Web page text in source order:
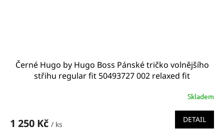
Černé Hugo by Hugo Boss Pánské tričko volnějšího
střihu regular fit 50493727 002 relaxed fit
Skladem
1 250 Kč / ks
DETAIL